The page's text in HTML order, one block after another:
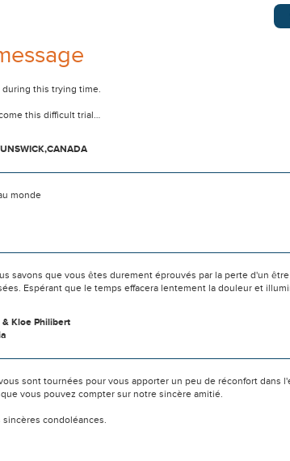
this trying time.
this difficult trial…
monde
savons que vous êtes durement éprouvés par la perte d'un
Espérant que le temps effacera lentement la douleur et
Kloe Philibert
sont tournées pour vous apporter un peu de réconfort dans
vous pouvez compter sur notre sincère amitié.
condoléances.